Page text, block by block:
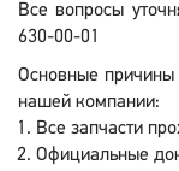
Все вопросы
630-00-01
Основные причины
нашей компании:
Все запчасти
Официальные